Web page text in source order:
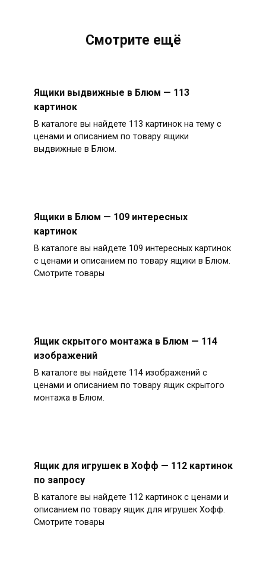
Смотрите ещё
Ящики выдвижные в Блюм — 113
картинок
В каталоге вы найдете 113 картинок на тему с
ценами и описанием по товару ящики
выдвижные в Блюм.
Ящики в Блюм — 109 интересных
картинок
В каталоге вы найдете 109 интересных картинок
с ценами и описанием по товару ящики в Блюм.
Смотрите товары
Ящик скрытого монтажа в Блюм — 114
изображений
В каталоге вы найдете 114 изображений с
ценами и описанием по товару ящик скрытого
монтажа в Блюм.
Ящик для игрушек в Хофф — 112 картинок
по запросу
В каталоге вы найдете 112 картинок с ценами и
описанием по товару ящик для игрушек Хофф.
Смотрите товары